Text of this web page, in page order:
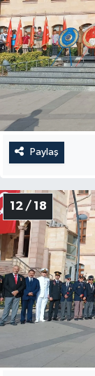
Paylaş
12 / 18